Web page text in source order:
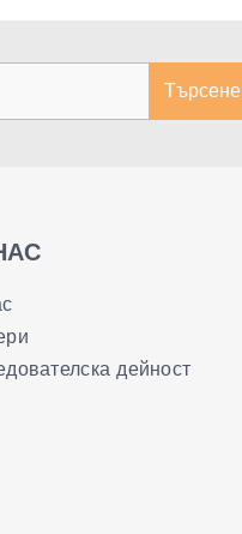
Търсене
дейност